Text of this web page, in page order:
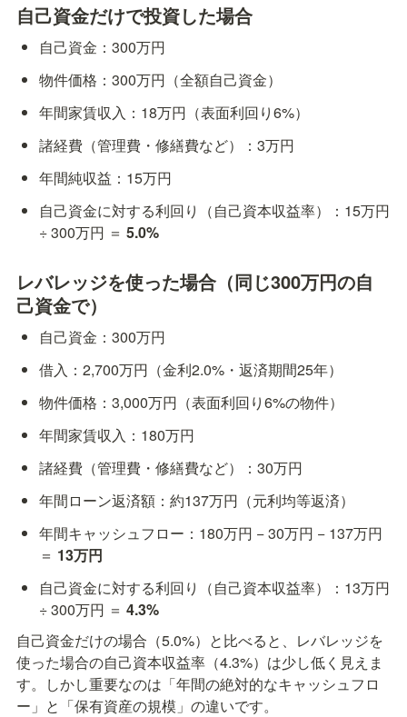
自己資金だけで投資した場合
自己資金：300万円
物件価格：300万円（全額自己資金）
年間家賃収入：18万円（表面利回り6%）
諸経費（管理費・修繕費など）：3万円
年間純収益：15万円
自己資金に対する利回り（自己資本収益率）：15万円
÷ 300万円 ＝ 5.0%
レバレッジを使った場合（同じ300万円の自
己資金で）
自己資金：300万円
借入：2,700万円（金利2.0%・返済期間25年）
物件価格：3,000万円（表面利回り6%の物件）
年間家賃収入：180万円
諸経費（管理費・修繕費など）：30万円
年間ローン返済額：約137万円（元利均等返済）
年間キャッシュフロー：180万円 − 30万円 − 137万円
＝ 13万円
自己資金に対する利回り（自己資本収益率）：13万円
÷ 300万円 ＝ 4.3%
自己資金だけの場合（5.0%）と比べると、レバレッジを
使った場合の自己資本収益率（4.3%）は少し低く見えま
す。しかし重要なのは「年間の絶対的なキャッシュフロ
ー」と「保有資産の規模」の違いです。